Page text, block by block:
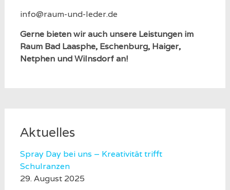
info@raum-und-leder.de
Gerne bieten wir auch unsere Leistungen im
Raum Bad Laasphe, Eschenburg, Haiger,
Netphen und Wilnsdorf an!
Aktuelles
Spray Day bei uns – Kreativität trifft
Schulranzen
29. August 2025